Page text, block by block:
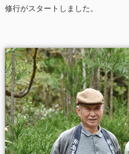
修行がスタートしました。